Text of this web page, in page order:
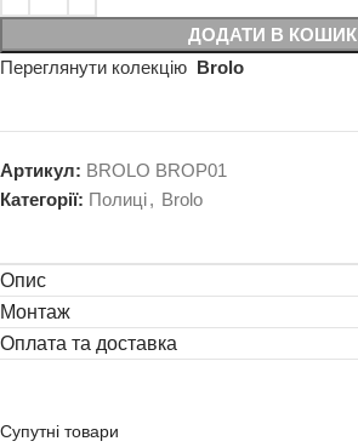
ДОДАТИ В КОШИК
Переглянути колекцію Brolo
Артикул: BROLO BROP01
Категорії: Полиці, Brolo
Опис
Монтаж
Оплата та доставка
Супутні товари